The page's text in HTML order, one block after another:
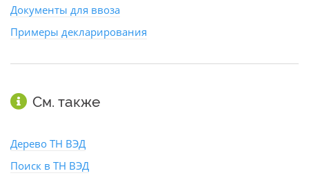
Документы для ввоза
Примеры декларирования
См. также
Дерево ТН ВЭД
Поиск в ТН ВЭД